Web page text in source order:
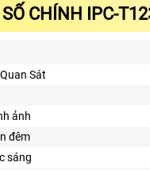
CHÍNH IPC-
Sát
ảnh
đêm
sáng